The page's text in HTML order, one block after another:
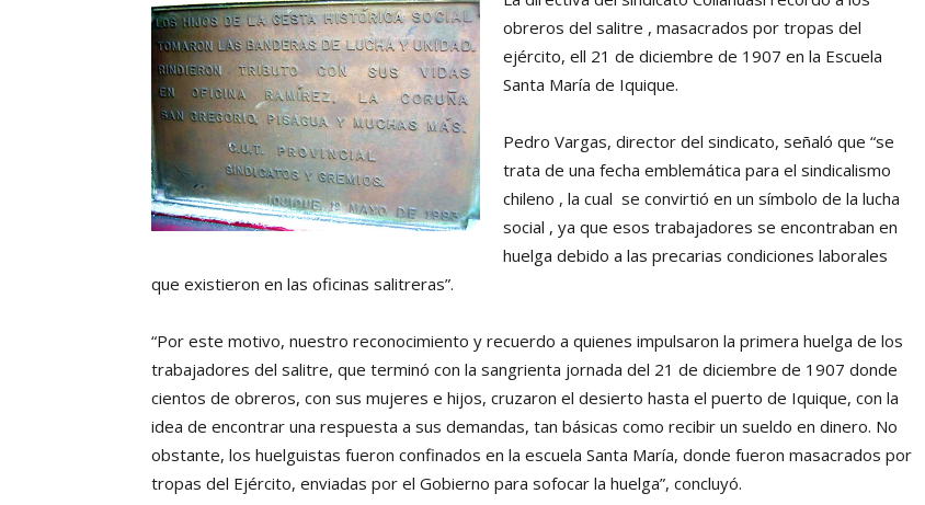
Collahuasi
obreros del salitre , masacrados por tropas del
ejército, ell 21 de diciembre de 1907 en la Escuela
Santa María de Iquique.
Pedro Vargas, director del sindicato, señaló que “se
trata de una fecha emblemática para el sindicalismo
chileno , la cual se convirtió en un símbolo de la lucha
social , ya que esos trabajadores se encontraban en
huelga debido a las precarias condiciones laborales
que existieron en las oficinas salitreras”.
“Por este motivo, nuestro reconocimiento y recuerdo a quienes impulsaron la primera huelga de los
trabajadores del salitre, que terminó con la sangrienta jornada del 21 de diciembre de 1907 donde
cientos de obreros, con sus mujeres e hijos, cruzaron el desierto hasta el puerto de Iquique, con la
idea de encontrar una respuesta a sus demandas, tan básicas como recibir un sueldo en dinero. No
obstante, los huelguistas fueron confinados en la escuela Santa María, donde fueron masacrados por
tropas del Ejército, enviadas por el Gobierno para sofocar la huelga”, concluyó.